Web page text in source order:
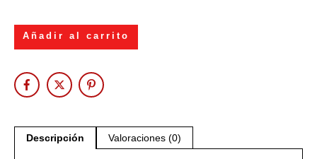
Añadir al carrito
Descripción Valoraciones (0)